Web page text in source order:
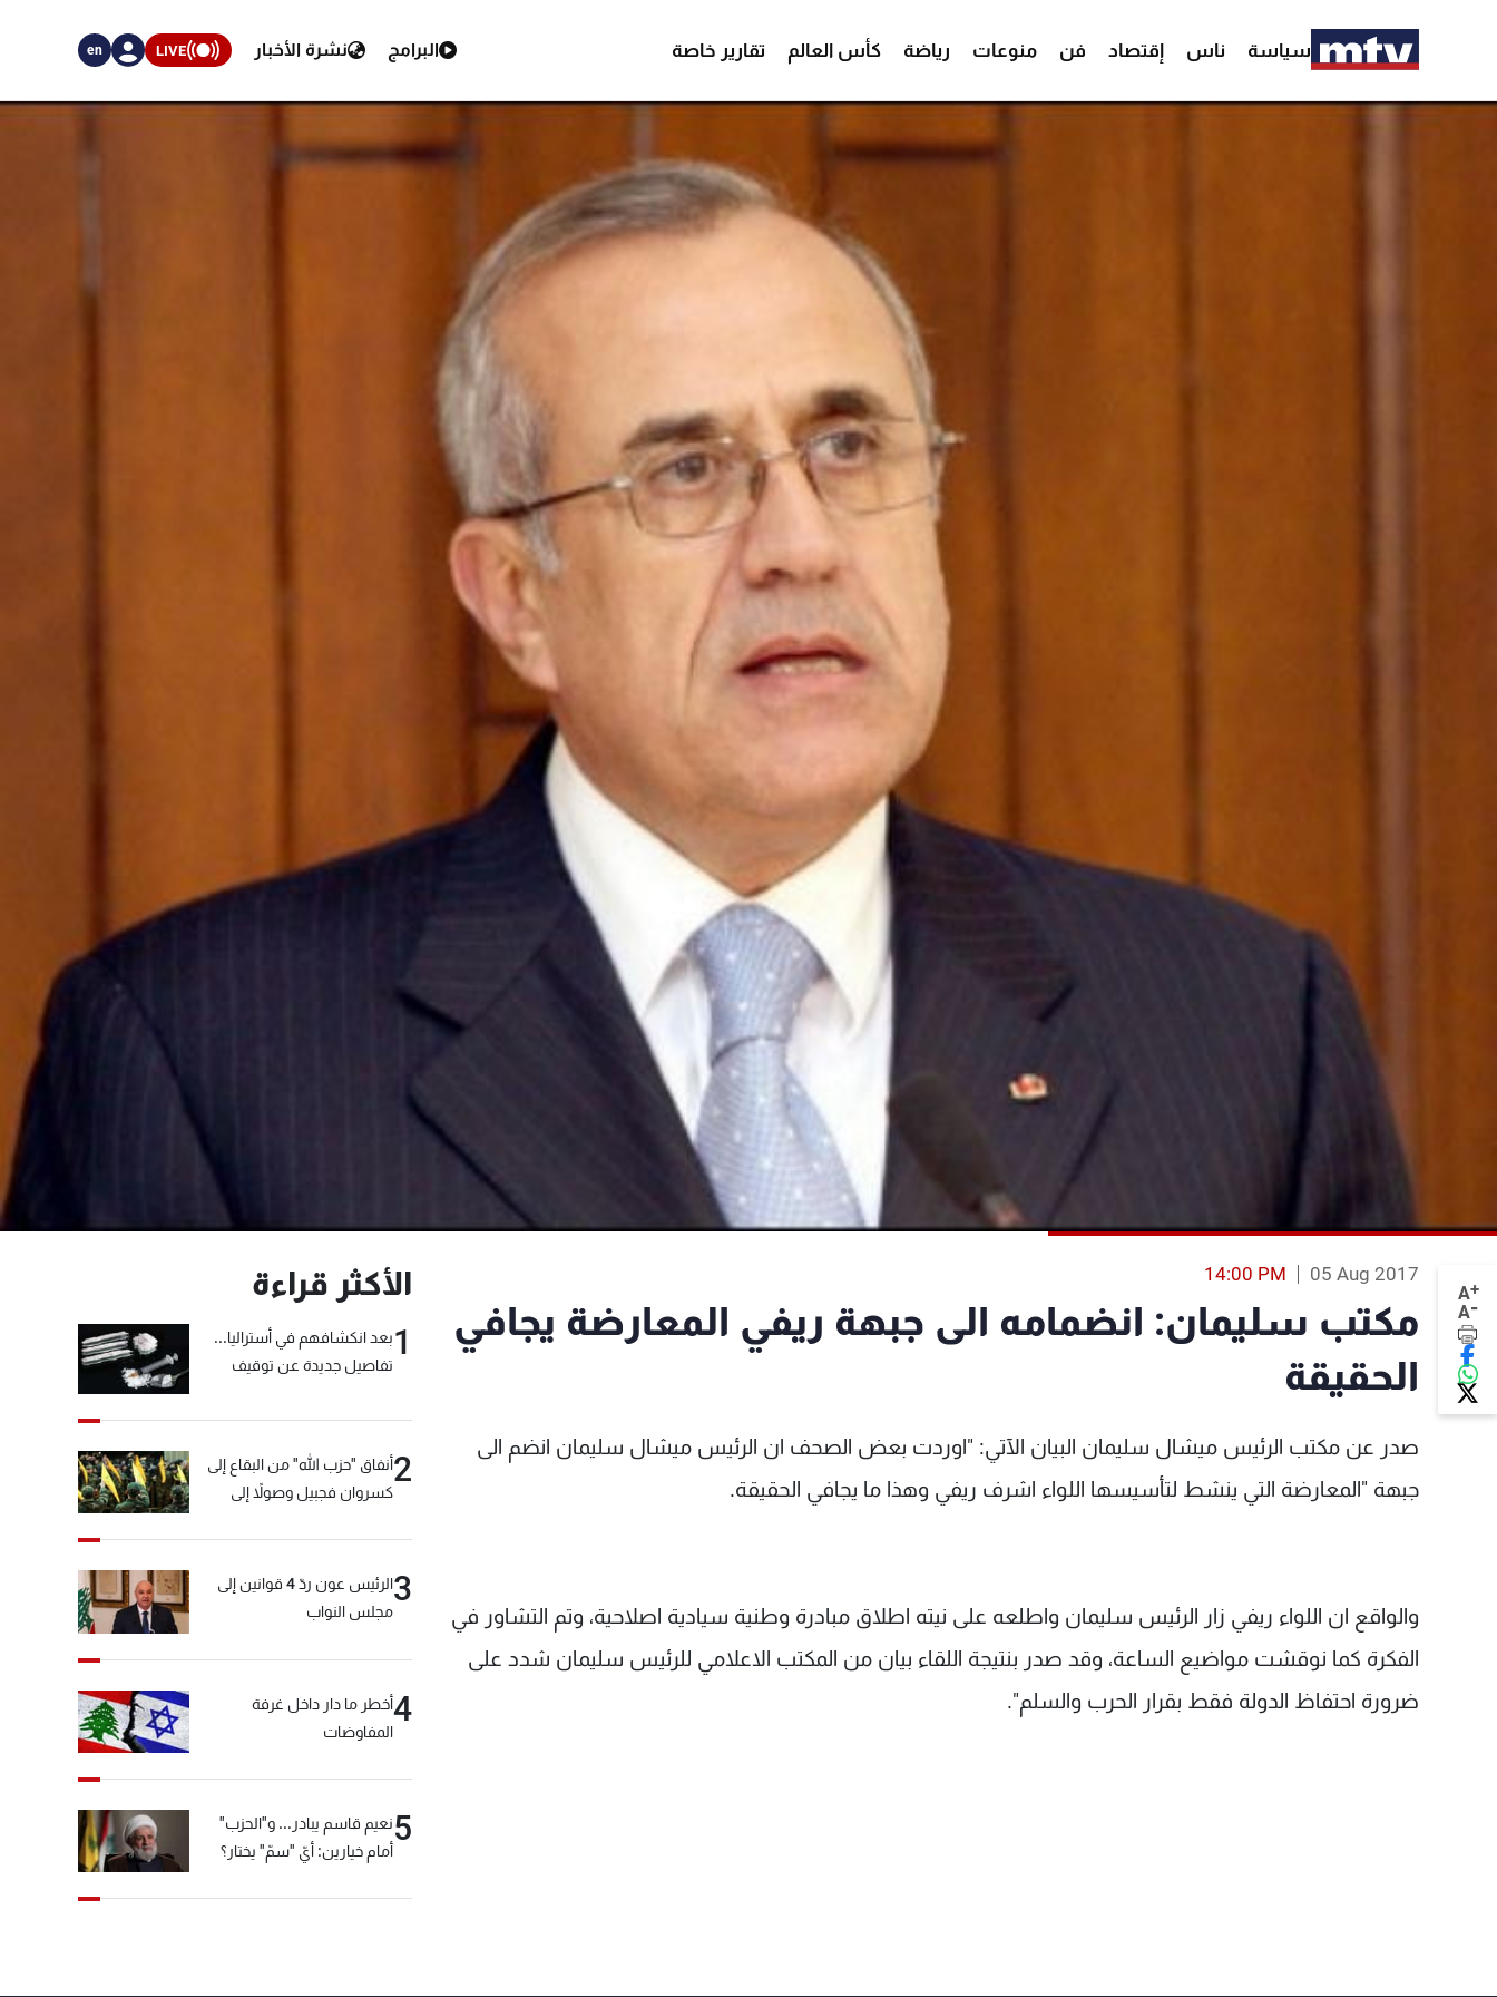
سياسة ناس إقتصاد فن منوعات رياضة كأس العالم تقارير خاصة البرامج نشرة الأخبار LIVE
en
A+
A-
05 Aug 2017
14:00 PM
مكتب سليمان: انضمامه الى جبهة ريفي المعارضة يجافي
الحقيقة
صدر عن مكتب الرئيس ميشال سليمان البيان الآتي: "اوردت بعض الصحف ان الرئيس ميشال سليمان انضم الى
جبهة "المعارضة التي ينشط لتأسيسها اللواء اشرف ريفي وهذا ما يجافي الحقيقة.
والواقع ان اللواء ريفي زار الرئيس سليمان واطلعه على نيته اطلاق مبادرة وطنية سيادية اصلاحية، وتم التشاور في
الفكرة كما نوقشت مواضيع الساعة، وقد صدر بنتيجة اللقاء بيان من المكتب الاعلامي للرئيس سليمان شدد على
ضرورة احتفاظ الدولة فقط بقرار الحرب والسلم".
الأكثر قراءة
1بعد انكشافهم في أستراليا...
تفاصيل جديدة عن توقيف
2أنفاق "حزب الله" من البقاع إلى
كسروان فجبيل وصولاً إلى
3
الرئيس عون ردّ 4 قوانين إلى
مجلس النواب
4أخطر ما دار داخل غرفة
المفاوضات
5نعيم قاسم يبادر... و"الحزب"
أمام خيارين: أيّ "سمّ" يختار؟